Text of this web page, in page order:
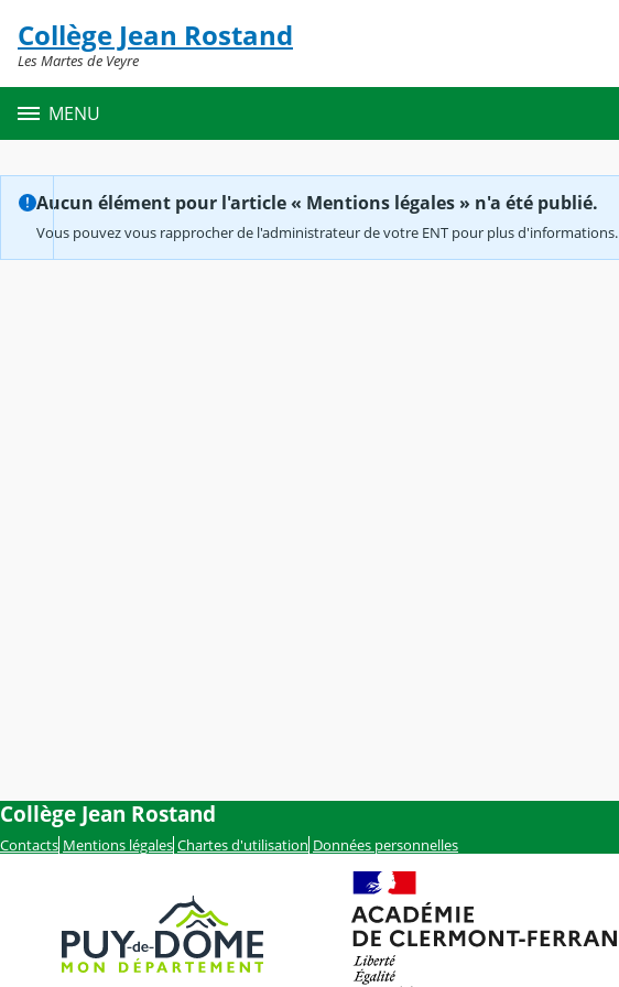
Contenu
Collège Jean Rostand
Les Martes de Veyre
MENU
Aucun élément pour l'article « Mentions légales » n'a été publié.
Vous pouvez vous rapprocher de l'administrateur de votre ENT pour plus d'informations.
Collège Jean Rostand
Contacts Mentions légales Chartes d'utilisation Données personnelles